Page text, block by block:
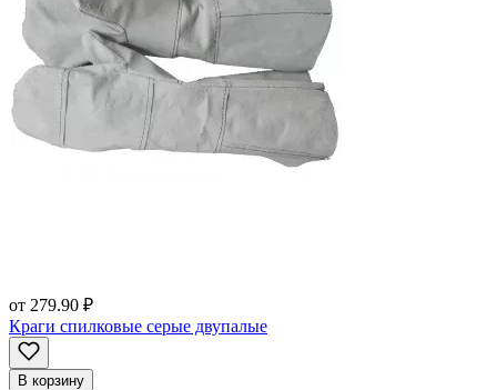
от 279.90 ₽
Краги спилковые серые двупалые
В корзину